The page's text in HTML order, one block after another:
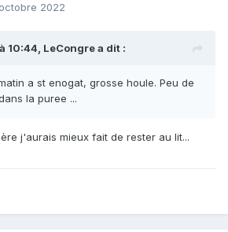
2022
10:44, LeCongrea dit :
a st enogat, grosse houle. Peu de
la puree ...
j'aurais mieux fait de rester au lit...